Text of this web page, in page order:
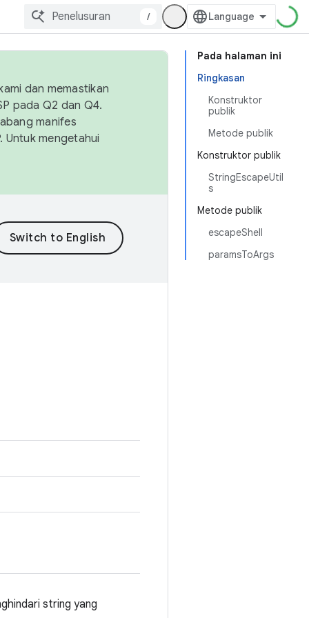
/
Pada halaman ini
Ringkasan
Konstruktor
publik
Metode publik
Konstruktor publik
StringEscapeUtil
s
Metode publik
escapeShell
paramsToArgs
dan memastikan
pada Q2 dan Q4.
manifes
Untuk mengetahui
string yang